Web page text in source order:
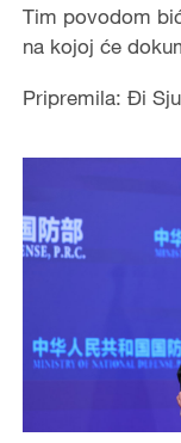
Tim povodom
na kojoj će
Pripremila: Đi Sju